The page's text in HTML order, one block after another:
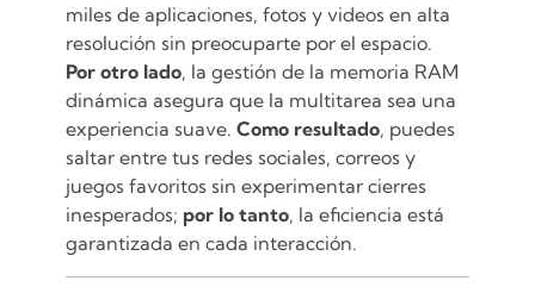
miles de aplicaciones, fotos y videos en alta
resolución sin preocuparte por el espacio.
Por otro lado, la gestión de la memoria RAM
dinámica asegura que la multitarea sea una
experiencia suave. Como resultado, puedes
saltar entre tus redes sociales, correos y
juegos favoritos sin experimentar cierres
inesperados; por lo tanto, la eficiencia está
garantizada en cada interacción.